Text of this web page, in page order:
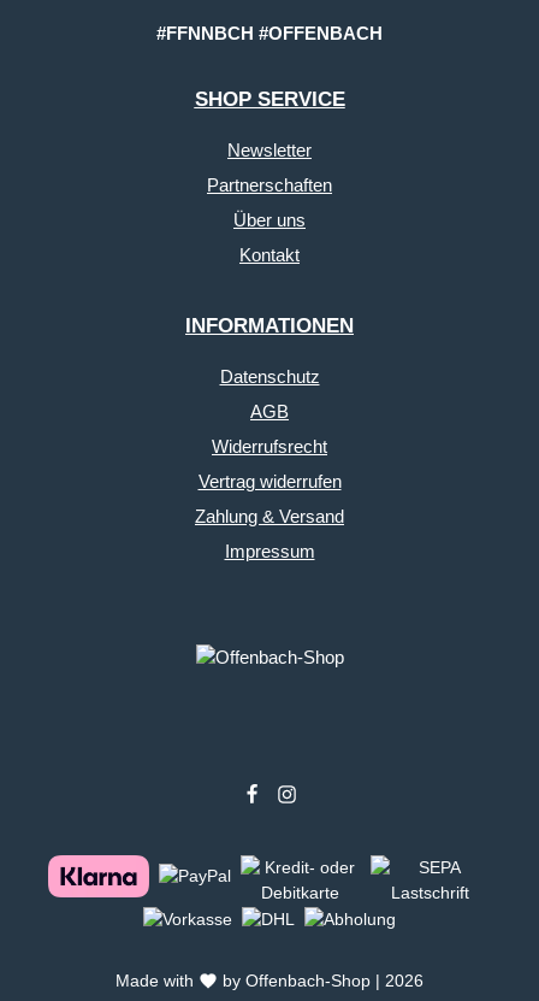
#FFNNBCH #OFFENBACH
SHOP SERVICE
Newsletter
Partnerschaften
Über uns
Kontakt
INFORMATIONEN
Datenschutz
AGB
Widerrufsrecht
Vertrag widerrufen
Zahlung & Versand
Impressum
Made with by Offenbach-Shop | 2026